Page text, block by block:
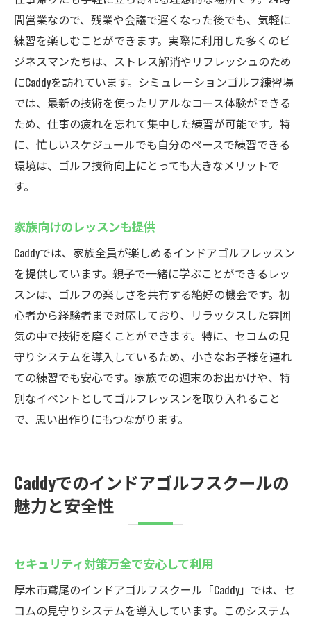
間営業なので、残業や会議で遅くなった後でも、気軽に
練習を楽しむことができます。実際に利用した多くのビ
ジネスマンたちは、ストレス解消やリフレッシュのため
にCaddyを訪れています。シミュレーションゴルフ練習場
では、最新の技術を使ったリアルなコース体験ができる
ため、仕事の疲れを忘れて集中した練習が可能です。特
に、忙しいスケジュールでも自分のペースで練習できる
環境は、ゴルフ技術向上にとっても大きなメリットで
す。
家族向けのレッスンも提供
Caddyでは、家族全員が楽しめるインドアゴルフレッスン
を提供しています。親子で一緒に学ぶことができるレッ
スンは、ゴルフの楽しさを共有する絶好の機会です。初
心者から経験者まで対応しており、リラックスした雰囲
気の中で技術を磨くことができます。特に、セコムの見
守りシステムを導入しているため、小さなお子様を連れ
ての練習でも安心です。家族での週末のお出かけや、特
別なイベントとしてゴルフレッスンを取り入れること
で、思い出作りにもつながります。
Caddyでのインドアゴルフスクールの
魅力と安全性
セキュリティ対策万全で安心して利用
厚木市鳶尾のインドアゴルフスクール「Caddy」では、セ
コムの見守りシステムを導入しています。このシステム